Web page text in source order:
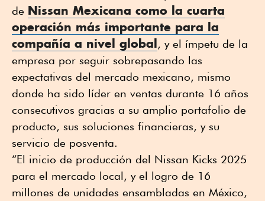
de Nissan Mexicana como la cuarta
operación más importante para la
compañía a nivel global, y el ímpetu de la
empresa por seguir sobrepasando las
expectativas del mercado mexicano, mismo
donde ha sido líder en ventas durante 16 años
consecutivos gracias a su amplio portafolio de
producto, sus soluciones financieras, y su
servicio de posventa.
“El inicio de producción del Nissan Kicks 2025
para el mercado local, y el logro de 16
millones de unidades ensambladas en México,